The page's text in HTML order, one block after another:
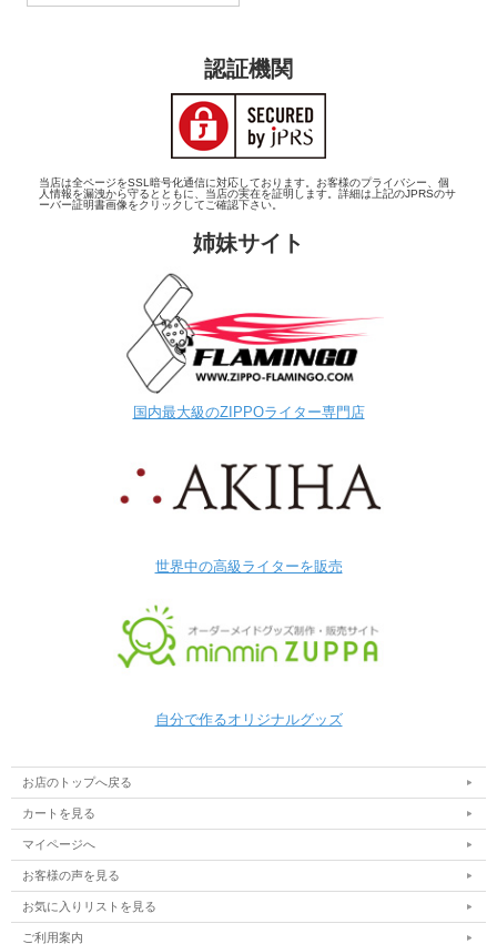
認証機関
当店は全ページをSSL暗号化通信に対応しております。お客様のプライバシー、個
人情報を漏洩から守るとともに、当店の実在を証明します。詳細は上記のJPRSのサ
ーバー証明書画像をクリックしてご確認下さい。
姉妹サイト
国内最大級のZIPPOライター専門店
世界中の高級ライターを販売
自分で作るオリジナルグッズ
お店のトップへ戻る
カートを見る
マイページへ
お客様の声を見る
お気に入りリストを見る
ご利用案内